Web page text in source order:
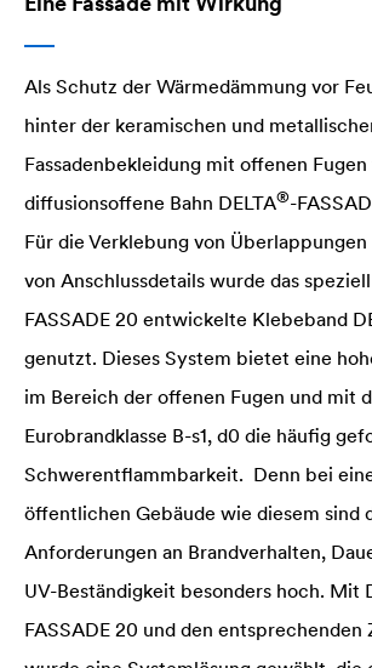
Als Schutz der Wärmedämmung vor
hinter der keramischen und
Fassadenbekleidung mit offenen
diffusionsoffene Bahn DELTA®-
Für die Verklebung von
von Anschlussdetails wurde das
FASSADE 20 entwickelte Klebeband
genutzt. Dieses System bietet eine
im Bereich der offenen Fugen und mit
Eurobrandklasse B-s1, d0 die häufig
Schwerentflammbarkeit. Denn bei
öffentlichen Gebäude wie diesem sind
Anforderungen an Brandverhalten,
UV-Beständigkeit besonders hoch. Mit
FASSADE 20 und den entsprechenden